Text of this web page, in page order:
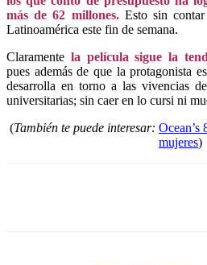
más de 62 millones.Esto sin contar
Latinoamérica este fin de semana.
Claramente la película sigue la
pues además de que la protagonista
desarrolla en torno a las vivencias
universitarias; sin caer en lo cursi ni
(También te puede interesar: Ocean’s
mujeres)